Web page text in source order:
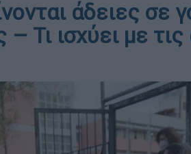
άδειες σε
Τι ισχύει με